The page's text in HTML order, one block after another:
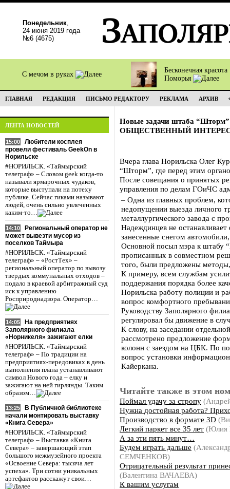
Понедельник,
24 июня 2019 года
№6 (4675)
С мечом в руках
Бесконечная красота
Поморья
ГЛАВНАЯ РЕДАКЦИЯ ПИСЬМО РЕДАКТОРУ РЕКЛАМА АРХИВ
ЛЕНТА НОВОСТЕЙ
15:00
Любители косплея
провели фестиваль GeekOn в
Норильске
#НОРИЛЬСК. «Таймырский
телеграф» – Словом geek когда-то
называли ярмарочных чудаков,
которые выступали на потеху
публике. Сейчас гиками называют
людей, очень сильно увлеченных
каким-то…
14:10
Региональный оператор не
может вывезти мусор из
поселков Таймыра
#НОРИЛЬСК. «Таймырский
телеграф» – «РостТех» –
региональный оператор по вывозу
твердых коммунальных отходов –
подало в краевой арбитражный суд
иск к управлению
Росприроднадзора. Оператор…
14:05
На предприятиях
Заполярного филиала
«Норникеля» зажигают елки
#НОРИЛЬСК. «Таймырский
телеграф» – По традиции на
предприятиях-передовиках в день
выполнения плана устанавливают
символ Нового года – елку и
зажигают на ней гирлянды. Таким
образом…
13:25
В Публичной библиотеке
начали монтировать выставку
«Книга Севера»
#НОРИЛЬСК. «Таймырский
телеграф» – Выставка «Книга
Севера» – завершающий этап
большого межмузейного проекта
«Освоение Севера: тысяча лет
успеха». Три сотни уникальных
артефактов расскажут свои…
Новые задачи штаба “Шторм”
ОБЩЕСТВЕННЫЙ
Вчера глава Норильска Олег
“Шторм”, где перед этим
После совещания о принятых
управления по делам ГОиЧС
– Одна из главных проблем,
недопущении выезда личного
металлургического завода с
Надеждинцев не
занесенные снегом
Основной посыл мэра к штабу
прописанных в совместном
того, были предложены
К примеру, всем службам
поддержания порядка более
Норильска работу полиции и
вопрос комфортного
Руководству Заполярного
регулировал бы движение в
К слову, на заседании
рассмотрено предложение
колонн с заездом на ЦБК. По
вопрос установки
Кайеркана.
Читайте также в этом
Поймал удачу за стропу
Нужна достойная работа?
Производство в формате 3D
Легкий паркет все 35 лет
А за эти пять минут…
Будем играть дальше
СЕМЧЕНКОВ)
Отрицательный результат
(Валентина ВАЧАЕВА)
К вашим услугам